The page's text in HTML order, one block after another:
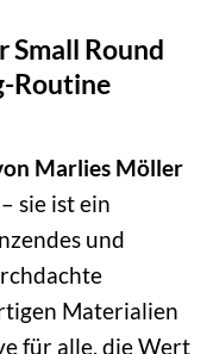
Small Round
Routine
Marlies Möller
sie ist ein
und
Materialien
für alle, die Wert